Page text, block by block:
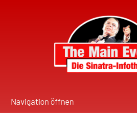
Navigation öffnen